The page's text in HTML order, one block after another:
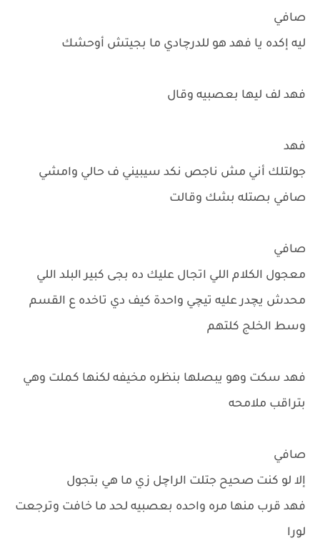
صافي
ليه إكده يا فهد هو للدرچادي ما بجيتش أوحشك
فهد لف ليها بعصبيه وقال
فهد
جولتلك أني مش ناجص نكد سيبيني ف حالي وامشي
صافي بصتله بشك وقالت
صافي
معجول الكلام اللي اتجال عليك ده بجى كبير البلد اللي
محدش يچدر عليه تيچي واحدة كيف دي تاخده ع القسم
وسط الخلج كلتهم
فهد سكت وهو يبصلها بنظره مخيفه لكنها كملت وهي
بتراقب ملامحه
صافي
إلا لو كنت صحيح جتلت الراچل زي ما هي بتجول
فهد قرب منها مره واحده بعصبيه لحد ما خافت وترجعت
لورا